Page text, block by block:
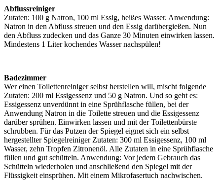
Abflussreiniger
Zutaten: 100 g Natron, 100 ml Essig, heißes Wasser. Anwendung:
Natron in den Abfluss streuen und den Essig darübergießen. Nun
den Abfluss zudecken und das Ganze 30 Minuten einwirken lassen.
Mindestens 1 Liter kochendes Wasser nachspülen!
Badezimmer
Wer einen Toilettenreiniger selbst herstellen will, mischt folgende
Zutaten: 200 ml Essigessenz und 50 g Natron. Und so geht es:
Essigessenz unverdünnt in eine Sprühflasche füllen, bei der
Anwendung Natron in die Toilette streuen und die Essigessenz
darüber sprühen. Einwirken lassen und mit der Toilettenbürste
schrubben. Für das Putzen der Spiegel eignet sich ein selbst
hergestellter Spiegelreiniger Zutaten: 300 ml Essigessenz, 100 ml
Wasser, zehn Tropfen Zitronenöl. Alle Zutaten in eine Sprühflasche
füllen und gut schütteln. Anwendung: Vor jedem Gebrauch das
Schütteln wiederholen und anschließend den Spiegel mit der
Flüssigkeit einsprühen. Mit einem Mikrofasertuch nachwischen.